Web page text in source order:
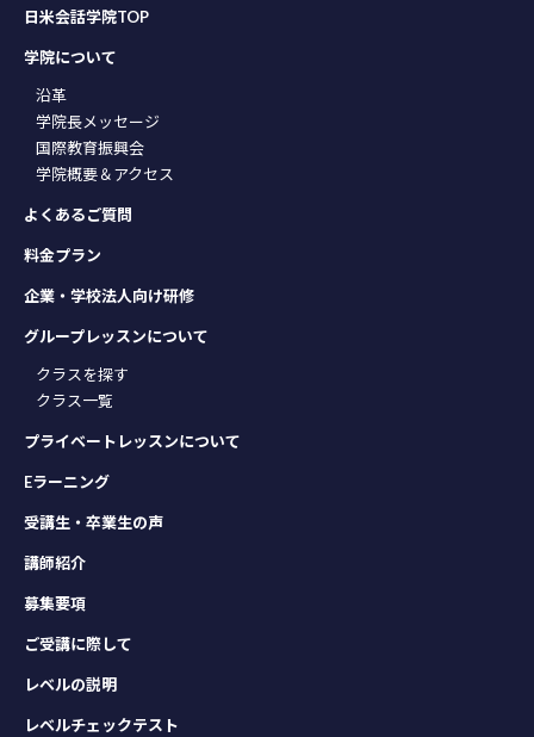
日米会話学院TOP
学院について
沿革
学院長メッセージ
国際教育振興会
学院概要＆アクセス
よくあるご質問
料金プラン
企業・学校法人向け研修
グループレッスンについて
クラスを探す
クラス一覧
プライベートレッスンについて
Eラーニング
受講生・卒業生の声
講師紹介
募集要項
ご受講に際して
レベルの説明
レベルチェックテスト